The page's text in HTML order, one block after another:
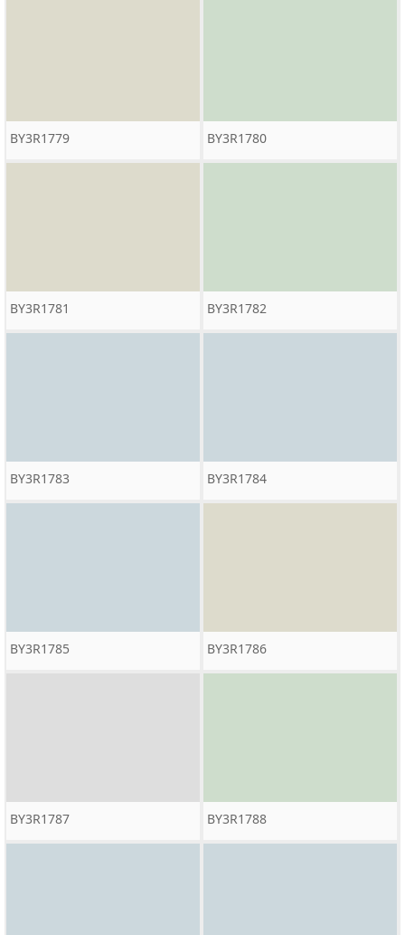
BY3R1779 BY3R1780
BY3R1781 BY3R1782
BY3R1783 BY3R1784
BY3R1785 BY3R1786
BY3R1787 BY3R1788